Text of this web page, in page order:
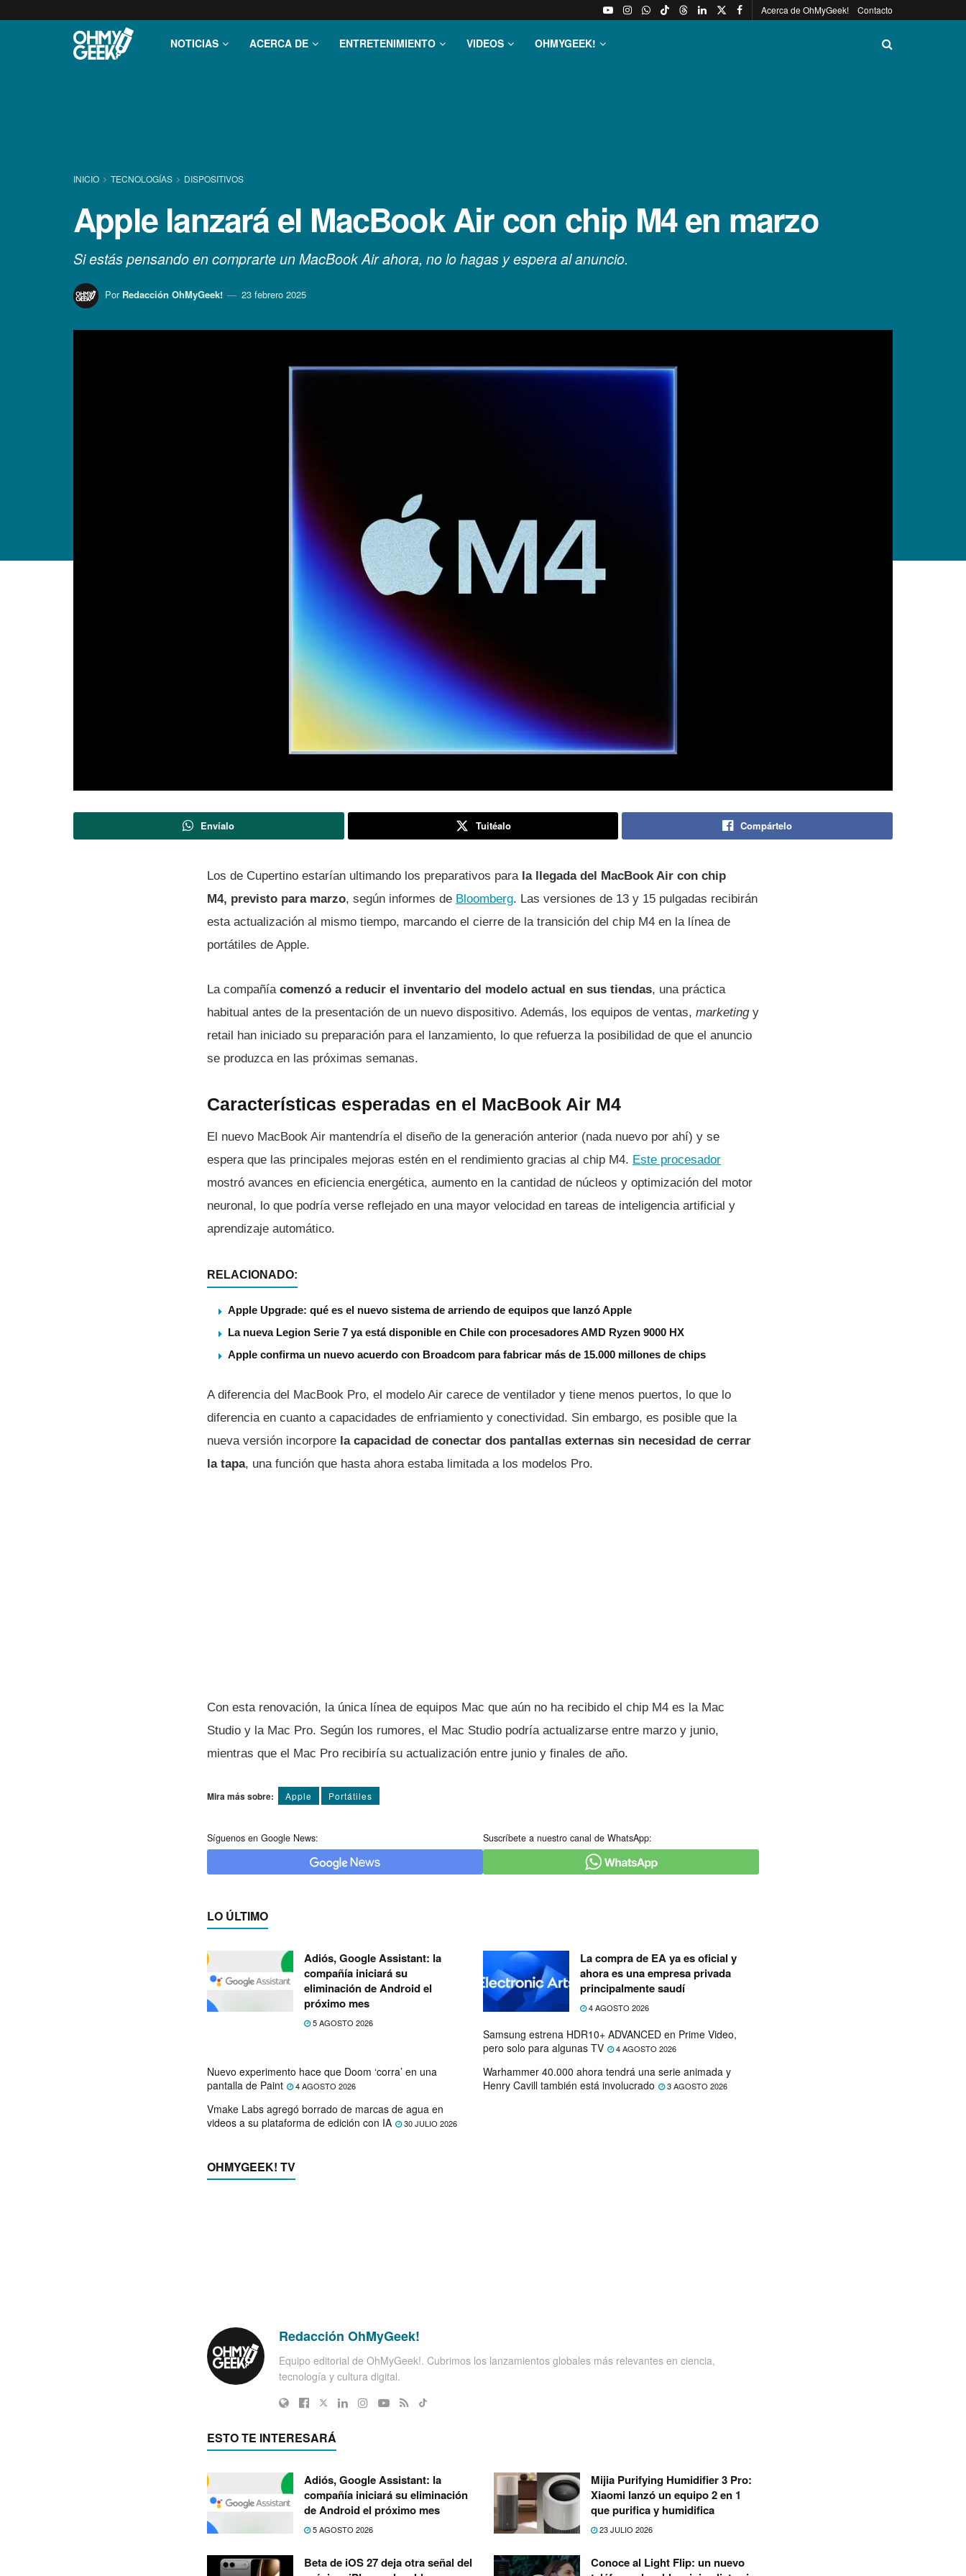
Acerca de OhMyGeek! Contacto
NOTICIAS ACERCA DE ENTRETENIMIENTO VIDEOS OHMYGEEK!
INICIO TECNOLOGÍ­AS DISPOSITIVOS
Apple lanzará el MacBook Air con chip M4 en marzo
Si estás pensando en comprarte un MacBook Air ahora, no lo hagas y espera al anuncio.
Por Redacción OhMyGeek! 23 febrero 2025
Envíalo Tuitéalo Compártelo
Los de Cupertino estarían ultimando los preparativos para la llegada del MacBook Air con chip
M4, previsto para marzo, según informes de Bloomberg. Las versiones de 13 y 15 pulgadas recibirán
esta actualización al mismo tiempo, marcando el cierre de la transición del chip M4 en la línea de
portátiles de Apple.
La compañía comenzó a reducir el inventario del modelo actual en sus tiendas, una práctica
habitual antes de la presentación de un nuevo dispositivo. Además, los equipos de ventas, marketingy
retail han iniciado su preparación para el lanzamiento, lo que refuerza la posibilidad de que el anuncio
se produzca en las próximas semanas.
Características esperadas en el MacBook Air M4
El nuevo MacBook Air mantendría el diseño de la generación anterior (nada nuevo por ahí) y se
espera que las principales mejoras estén en el rendimiento gracias al chip M4. Este procesador
mostró avances en eficiencia energética, aumento en la cantidad de núcleos y optimización del motor
neuronal, lo que podría verse reflejado en una mayor velocidad en tareas de inteligencia artificial y
aprendizaje automático.
RELACIONADO:
Apple Upgrade: qué es el nuevo sistema de arriendo de equipos que lanzó Apple
La nueva Legion Serie 7 ya está disponible en Chile con procesadores AMD Ryzen 9000 HX
Apple confirma un nuevo acuerdo con Broadcom para fabricar más de 15.000 millones de chips
A diferencia del MacBook Pro, el modelo Air carece de ventilador y tiene menos puertos, lo que lo
diferencia en cuanto a capacidades de enfriamiento y conectividad. Sin embargo, es posible que la
nueva versión incorpore la capacidad de conectar dos pantallas externas sin necesidad de cerrar
la tapa, una función que hasta ahora estaba limitada a los modelos Pro.
Con esta renovación, la única línea de equipos Mac que aún no ha recibido el chip M4 es la Mac
Studio y la Mac Pro. Según los rumores, el Mac Studio podría actualizarse entre marzo y junio,
mientras que el Mac Pro recibiría su actualización entre junio y finales de año.
Mira más sobre: Apple Portátiles
Síguenos en Google News: Suscríbete a nuestro canal de WhatsApp:
LO ÚLTIMO
Adiós, Google Assistant: la
compañía iniciará su
eliminación de Android el
próximo mes
5 AGOSTO 2026
La compra de EA ya es oficial y
ahora es una empresa privada
principalmente saudí
4 AGOSTO 2026
Samsung estrena HDR10+ ADVANCED en Prime Video,
pero solo para algunas TV
4 AGOSTO 2026
Nuevo experimento hace que Doom ‘corra’ en una
pantalla de Paint
4 AGOSTO 2026
Warhammer 40.000 ahora tendrá una serie animada y
Henry Cavill también está involucrado
3 AGOSTO 2026
Vmake Labs agregó borrado de marcas de agua en
videos a su plataforma de edición con IA
30 JULIO 2026
OHMYGEEK! TV
Redacción OhMyGeek!
Equipo editorial de OhMyGeek!. Cubrimos los lanzamientos globales más relevantes en ciencia,
tecnología y cultura digital.
ESTO TE INTERESARÁ
Adiós, Google Assistant: la
compañía iniciará su eliminación
de Android el próximo mes
5 AGOSTO 2026
Mijia Purifying Humidifier 3 Pro:
Xiaomi lanzó un equipo 2 en 1
que purifica y humidifica
23 JULIO 2026
Beta de iOS 27 deja otra señal del
Conoce al Light Flip: un nuevo